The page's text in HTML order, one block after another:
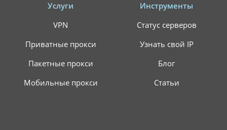
Услуги
VPN
Приватные прокси
Пакетные прокси
Мобильные прокси
Инструменты
Статус серверов
Узнать свой IP
Блог
Статьи